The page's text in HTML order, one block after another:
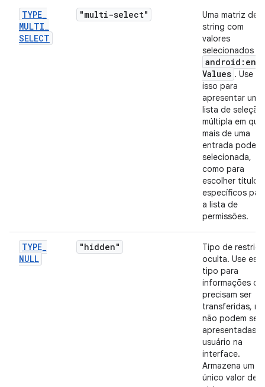
TYPE_
MULTI_
SELECT
"multi-select"
Uma matriz de
string com
valores
selecionados
Values . Use
isso para
apresentar uma
lista de seleção
múltipla em que
mais de uma
entrada pode
selecionada,
como para
escolher títulos
específicos
a lista de
permissões.
TYPE_
NULL
"hidden"
Tipo de
oculta. Use
tipo para
informações
precisam ser
transferidas,
não podem ser
apresentadas
usuário na
interface.
Armazena um
único valor de